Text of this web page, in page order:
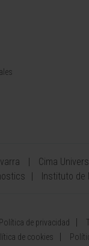
Cima
Instituto de
Política de privacidad
de cookies